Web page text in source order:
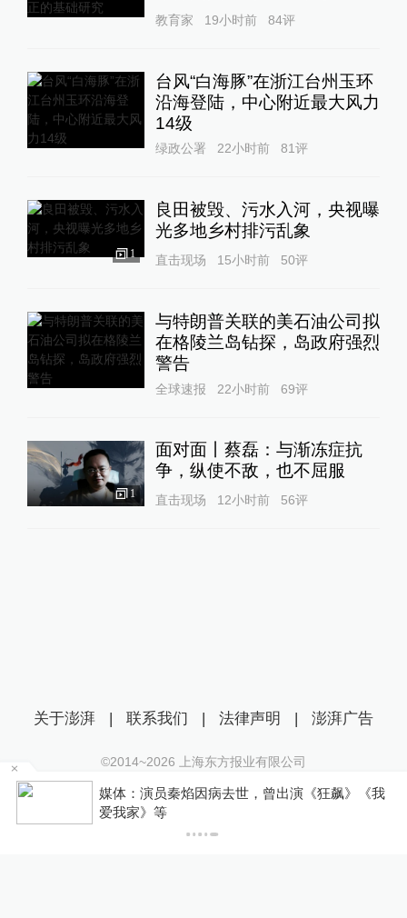
教育家 19小时前 84评
台风“白海豚”在浙江台州玉环
沿海登陆，中心附近最大风力
14级
绿政公署 22小时前 81评
1
良田被毁、污水入河，央视曝
光多地乡村排污乱象
直击现场 15小时前 50评
与特朗普关联的美石油公司拟
在格陵兰岛钻探，岛政府强烈
警告
全球速报 22小时前 69评
1
面对面丨蔡磊：与渐冻症抗
争，纵使不敌，也不屈服
直击现场 12小时前 56评
媒体：演员秦焰因病去世，曾出演《狂飙》《我
爱我家》等
关于澎湃 | 联系我们 | 法律声明 | 澎湃广告
©2014~2026 上海东方报业有限公司
沪ICP证：沪B2-20170116 | 沪ICP备14003370号
互联网新闻信息服务许可证：31120170006
沪公网安备 31010602000299号